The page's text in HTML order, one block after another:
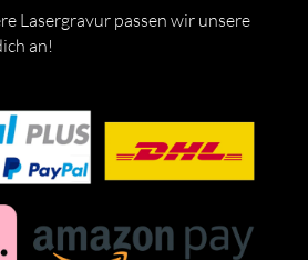
Lasergravur passen wir unsere
an!